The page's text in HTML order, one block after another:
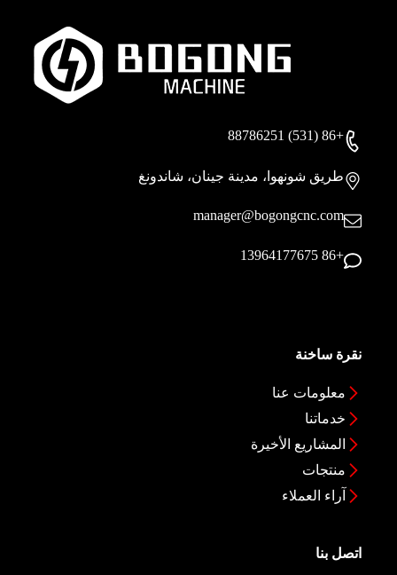
+86 (531) 88786251
طريق شونهوا، مدينة جينان، شاندونغ
manager@bogongcnc.com
+86 13964177675
نقرة ساخنة
معلومات عنا
خدماتنا
المشاريع الأخيرة
منتجات
آراء العملاء
اتصل بنا